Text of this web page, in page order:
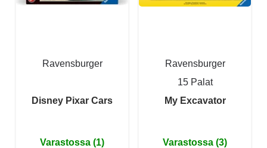
Ravensburger
Disney Pixar Cars
Varastossa (1)
Ravensburger
15 Palat
My Excavator
Varastossa (3)